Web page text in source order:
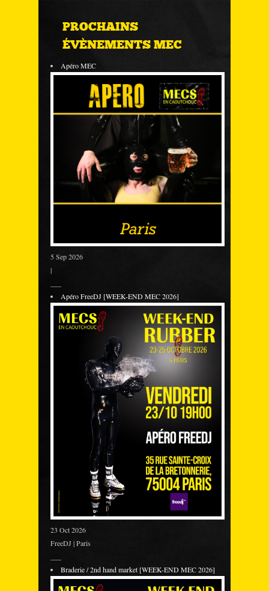
PROCHAINS
ÉVÈNEMENTS MEC
Apéro MEC
5 Sep 2026
|
Apéro FreeDJ [WEEK-END MEC 2026]
23 Oct 2026
FreeDJ | Paris
Braderie / 2nd hand market [WEEK-END MEC 2026]